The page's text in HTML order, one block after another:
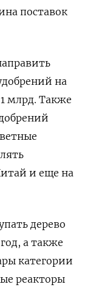
поставок
на
млрд. Также
и еще на
дерево
а также
категории
реакторы